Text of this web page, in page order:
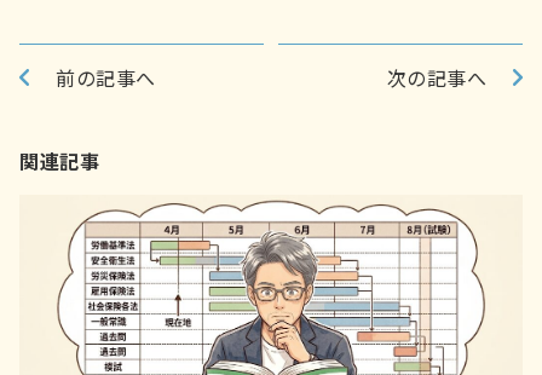
前の記事へ 次の記事へ
関連記事